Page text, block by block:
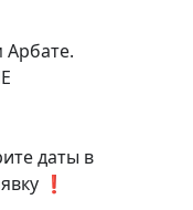
Арбате.
даты в
❗️